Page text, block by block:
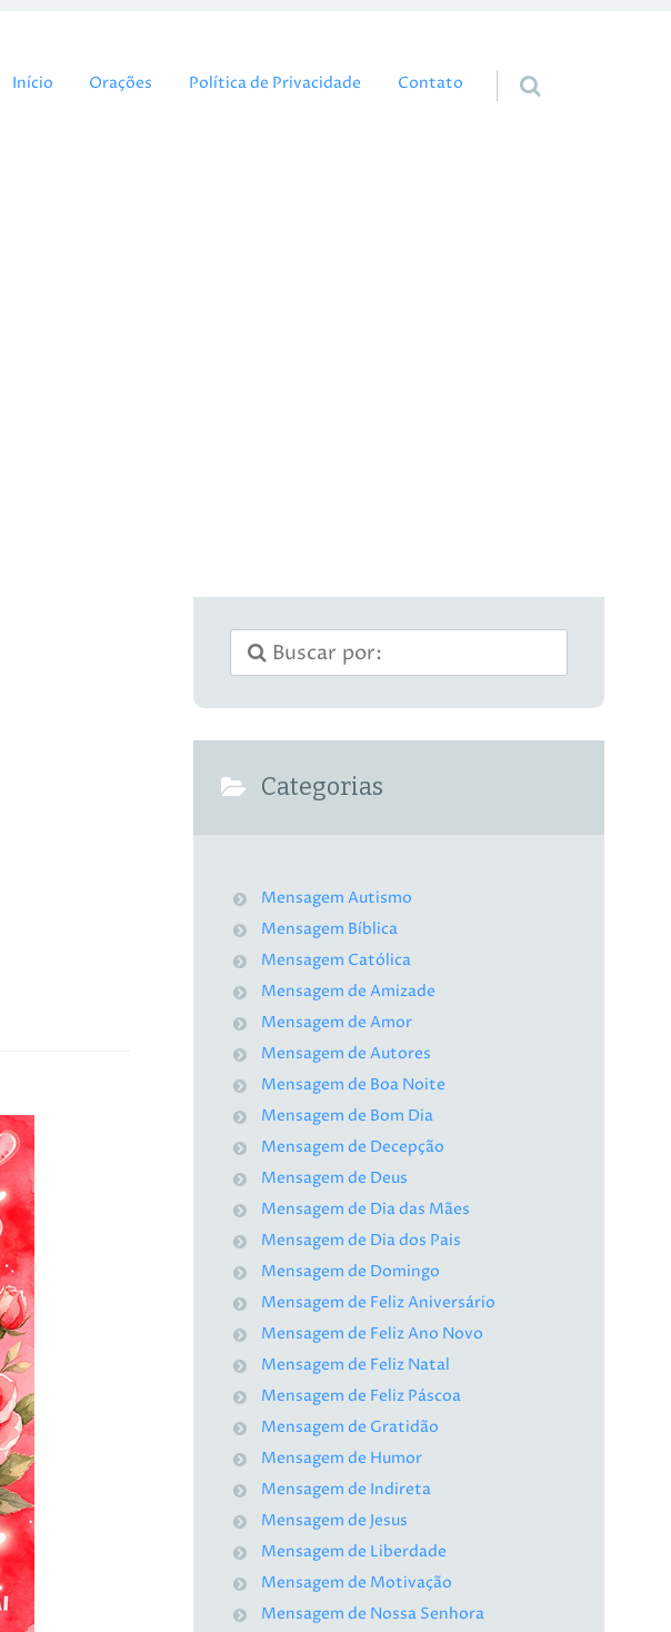
Pular para o conteúdo
Início Orações Política de Privacidade Contato
Categorias
Mensagem Autismo
Mensagem Bíblica
Mensagem Católica
Mensagem de Amizade
Mensagem de Amor
Mensagem de Autores
Mensagem de Boa Noite
Mensagem de Bom Dia
Mensagem de Decepção
Mensagem de Deus
Mensagem de Dia das Mães
Mensagem de Dia dos Pais
Mensagem de Domingo
Mensagem de Feliz Aniversário
Mensagem de Feliz Ano Novo
Mensagem de Feliz Natal
Mensagem de Feliz Páscoa
Mensagem de Gratidão
Mensagem de Humor
Mensagem de Indireta
Mensagem de Jesus
Mensagem de Liberdade
Mensagem de Motivação
Mensagem de Nossa Senhora